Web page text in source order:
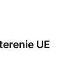
UE